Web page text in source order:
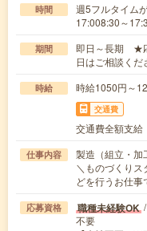
時間
週5フルタイム
17:008:30～
期間
即日～長期 ★
日はご相談くだ
時給 時給1050円～
交通費
交通費全額支給
仕事内容
製造（組立・加
＼ものづくりス
どを行うお仕
応募資格 職種未経験OK
不要